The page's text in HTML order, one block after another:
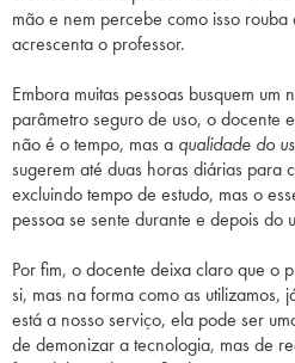
mão e nem percebe como isso
acrescenta o professor.
Embora muitas pessoas busquem
parâmetro seguro de uso, o docente
não é o tempo, mas a qualidade do
sugerem até duas horas diárias para
excluindo tempo de estudo, mas o
pessoa se sente durante e depois do
Por fim, o docente deixa claro que o
si, mas na forma como as utilizamos,
está a nosso serviço, ela pode ser
de demonizar a tecnologia, mas de